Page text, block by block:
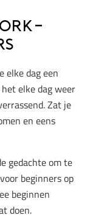
elke dag een
elke dag weer
Zat je
en eens
gedachte om te
beginners op
beginnen
doen.